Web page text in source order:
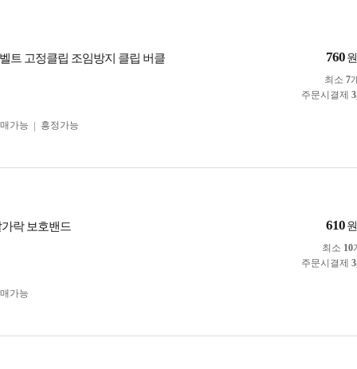
트 고정클립 조임방지 클립 버클 760 원
최소 7
주문시결제
가능 흥정가능
락 보호밴드 610 원
최소 10
주문시결제
가능